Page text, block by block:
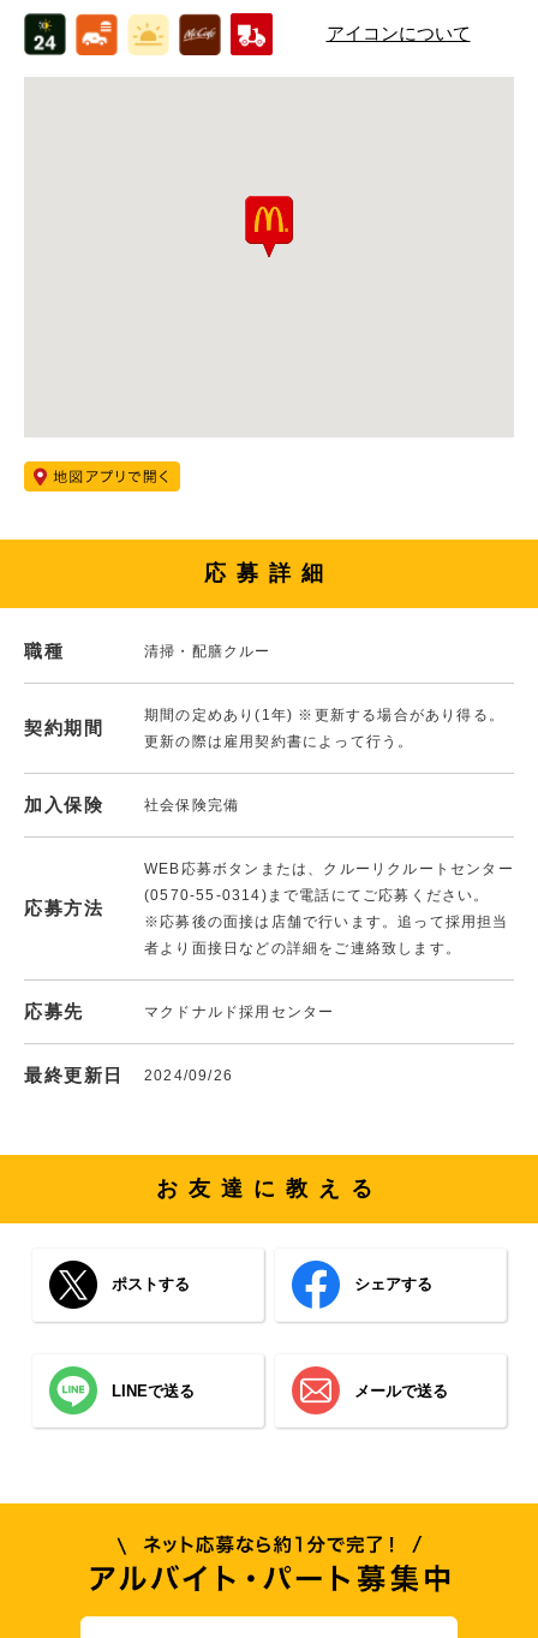
アイコンについて
応募詳細
職種 清掃・配膳クルー
契約期間
期間の定めあり(1年) ※更新する場合があり得る。
更新の際は雇用契約書によって行う。
加入保険 社会保険完備
応募方法
WEB応募ボタンまたは、クルーリクルートセンター
(0570-55-0314)まで電話にてご応募ください。
※応募後の面接は店舗で行います。追って採用担当
者より面接日などの詳細をご連絡致します。
応募先 マクドナルド採用センター
最終更新日 2024/09/26
お友達に教える
ポストする シェアする
LINEで送る メールで送る